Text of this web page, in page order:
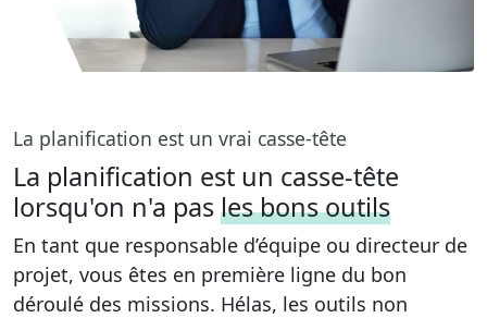
La planification est un vrai casse-tête
La planification est un casse-tête
lorsqu'on n'a pasles bons outils
En tant que responsable d’équipe ou directeur de
projet, vous êtes en première ligne du bon
déroulé des missions. Hélas, les outils non